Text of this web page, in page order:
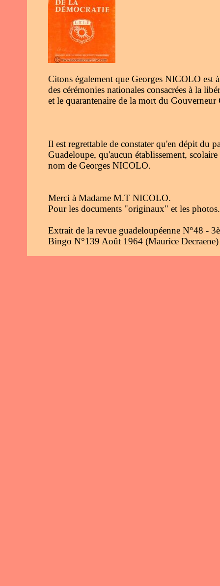
Citons également que Georges NICOLO est
des cérémonies nationales consacrées à la
et le quarantenaire de la mort du
Il est regrettable de constater qu'en dépit du
Guadeloupe, qu'aucun établissement,
nom de Georges NICOLO.
Merci à Madame M.T NICOLO.
Pour les documents "originaux" et les photos.
Extrait de la revue guadeloupéenne N°48 -
Bingo N°139 Août 1964 (Maurice Decraene)